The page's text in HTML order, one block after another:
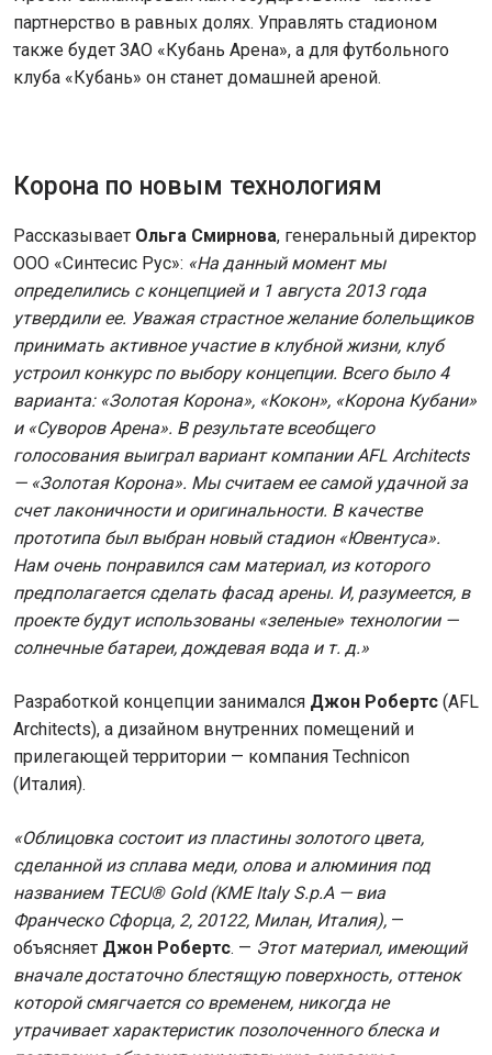
партнерство в равных долях. Управлять стадионом
также будет ЗАО «Кубань Арена», а для футбольного
клуба «Кубань» он станет домашней ареной.
Корона по новым технологиям
Рассказывает Ольга Смирнова, генеральный директор
ООО «Синтесис Рус»: «На данный момент мы
определились с концепцией и 1 августа 2013 года
утвердили ее. Уважая страстное желание болельщиков
принимать активное участие в клубной жизни, клуб
устроил конкурс по выбору концепции. Всего было 4
варианта: «Золотая Корона», «Кокон», «Корона Кубани»
и «Суворов Арена». В результате всеобщего
голосования выиграл вариант компании AFL Architects
— «Золотая Корона». Мы считаем ее самой удачной за
счет лаконичности и оригинальности. В качестве
прототипа был выбран новый стадион «Ювентуса».
Нам очень понравился сам материал, из которого
предполагается сделать фасад арены. И, разумеется, в
проекте будут использованы «зеленые» технологии —
солнечные батареи, дождевая вода и т. д.»
Разработкой концепции занимался Джон Робертс (AFL
Architects), а дизайном внутренних помещений и
прилегающей территории — компания Technicon
(Италия).
«Облицовка состоит из пластины золотого цвета,
сделанной из сплава меди, олова и алюминия под
названием TECU® Gold (KME Italy S.p.A — виа
Франческо Сфорца, 2, 20122, Милан, Италия), —
объясняет Джон Робертс. — Этот материал, имеющий
вначале достаточно блестящую поверхность, оттенок
которой смягчается со временем, никогда не
утрачивает характеристик позолоченного блеска и